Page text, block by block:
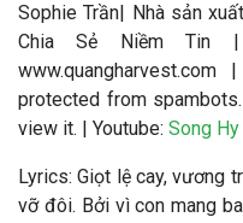
Sophie Trần| Nhà sản
Chia Sẻ Niềm Tin
protected from
view it. | Youtube: Song
Lyrics: Giọt lệ cay, vương
vỡ đôi. Bởi vì con mang